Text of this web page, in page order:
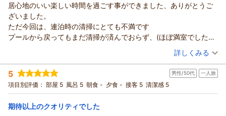
居心地のいい楽しい時間を過ごす事ができました、ありがとうご
ざいました。
ただ今回は、連泊時の清掃にとても不満です
プールから戻ってもまだ清掃が済んでおらず、(ほぼ満室でしたの
で仕方のない事と思い)外出前にフロントに声をかけ「これから入
ります」とのことでしたが、14時過ぎに戻ってもまだでした。通
りかかった清掃スタッフの方に声をかけたら「ああー、あっちが
終わったら」と。寝てしまった孫をベッドにねせることもでき
ず、やっときてくれたとおもったら、ゴミやタオルの回収、アメ
ルダーの１つが無かったにも関わらずトイレットペーパーの補充
（投稿日：2026/05/30）
宿泊時期： 2026年05月宿泊 (子連れ旅行)
投稿者： シラネアオイさん (女性/60代)
宿泊プラン： 【じゃらんのお得な10日間】30日前限定最大15％OFF！最上
階ラウンジで過ごす大人旅☆朝食ブッフェ付！
ツイン 朝のみ
宿泊価格帯： 13,001～14,000円(大人一人あたり/税込)
詳しくみる
5 男性/50代 一人旅
項目別評価： 部屋 5 風呂 5 朝食 - 夕食 - 接客 5 清潔感 5
期待以上のクオリティでした